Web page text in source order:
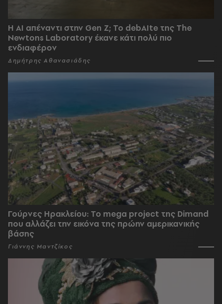
Η AI απέναντι στην Gen Z; Το debAIte της The
Newtons Laboratory έκανε κάτι πολύ πιο
ενδιαφέρον
Δημήτρης Αθανασιάδης
Γούρνες Ηρακλείου: To mega project της Dimand
που αλλάζει την εικόνα της πρώην αμερικανικής
βάσης
Γιάννης Μαντζίκος